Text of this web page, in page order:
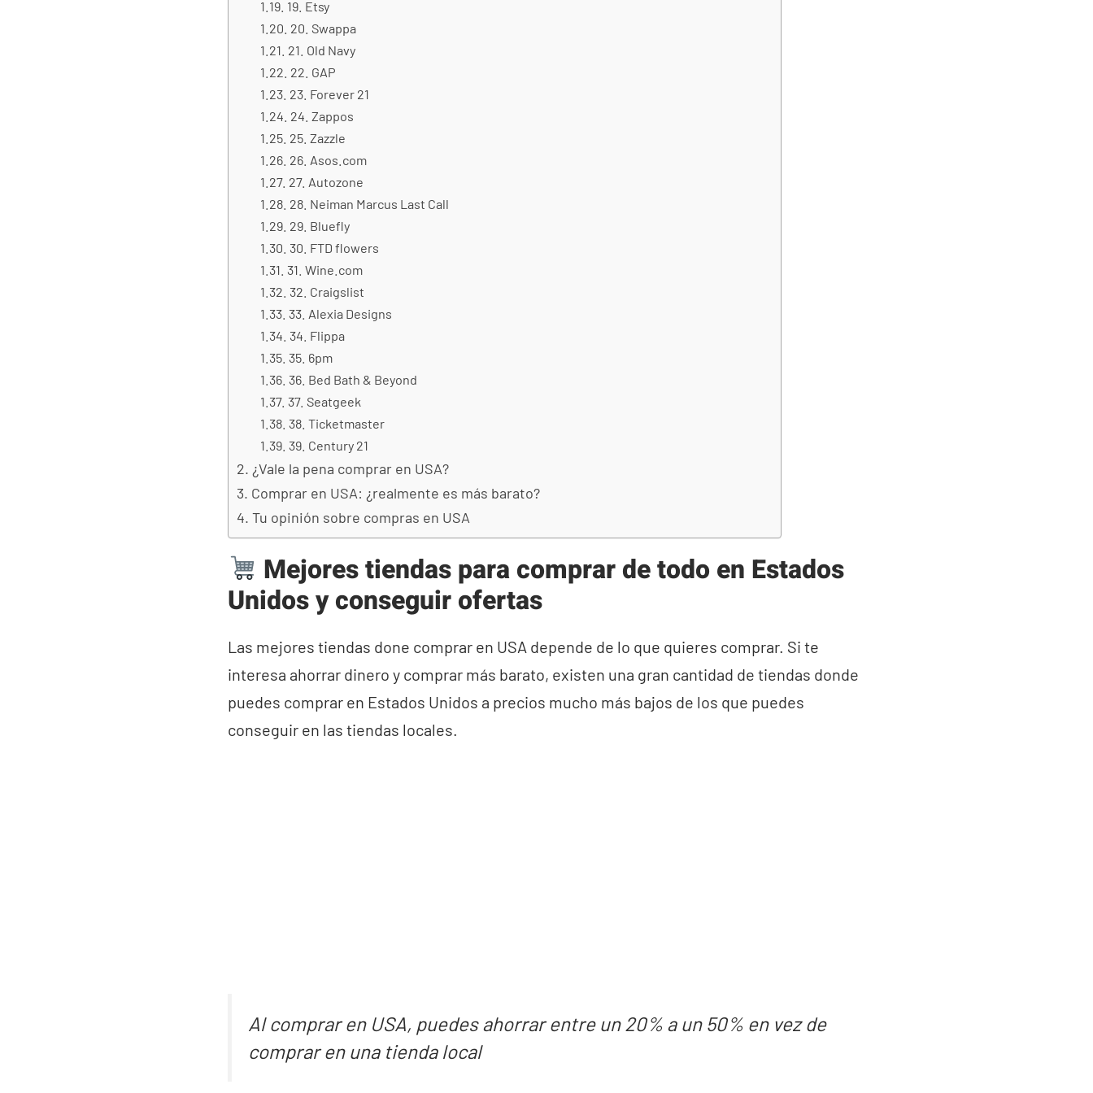
19. Etsy
20. Swappa
21. Old Navy
22. GAP
23. Forever 21
24. Zappos
25. Zazzle
26. Asos.com
27. Autozone
28. Neiman Marcus Last Call
29. Bluefly
30. FTD flowers
31. Wine.com
32. Craigslist
33. Alexia Designs
34. Flippa
35. 6pm
36. Bed Bath & Beyond
37. Seatgeek
38. Ticketmaster
39. Century 21
¿Vale la pena comprar en USA?
Comprar en USA: ¿realmente es más barato?
Tu opinión sobre compras en USA
Mejores tiendas para comprar de todo en Estados
Unidos y conseguir ofertas
Las mejores tiendas done comprar en USA depende de lo que quieres comprar. Si te
interesa ahorrar dinero y comprar más barato, existen una gran cantidad de tiendas donde
puedes comprar en Estados Unidos a precios mucho más bajos de los que puedes
conseguir en las tiendas locales.
Al comprar en USA, puedes ahorrar entre un 20% a un 50% en vez de
comprar en una tienda local